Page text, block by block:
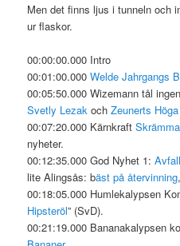
Men det finns ljus i tunneln och
ur flaskor.
00:00:00.000 Intro
00:01:00.000Welde Jahrgangs
00:05:50.000 Wizemann tål
Svetly Lezak ochZeunerts
00:07:20.000 Kärnkraft
nyheter.
00:12:35.000 God Nyhet 1:
lite Alingsås: bäst på återvinning
00:18:05.000 Humlekalypsen
Hipsteröl” (SvD).
00:21:19.000 Bananakalypsen